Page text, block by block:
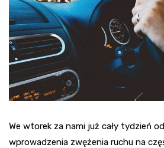
We wtorek za nami już cały tydzień
wprowadzenia zwężenia ruchu na